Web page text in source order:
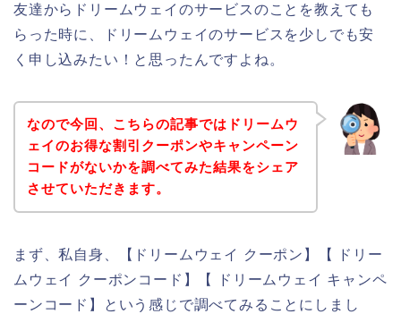
友達からドリームウェイのサービスのことを教えても
らった時に、ドリームウェイのサービスを少しでも安
く申し込みたい！と思ったんですよね。
なので今回、こちらの記事ではドリームウ
ェイのお得な割引クーポンやキャンペーン
コードがないかを調べてみた結果をシェア
させていただきます。
まず、私自身、【ドリームウェイ クーポン】【 ドリー
ムウェイ クーポンコード】【 ドリームウェイ キャンペ
ーンコード】という感じで調べてみることにしまし